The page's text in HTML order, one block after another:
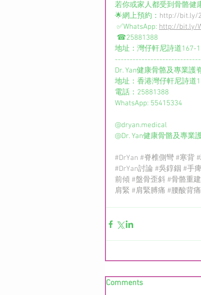
若你或家人都受到骨骼健
🌟網上預約： http://bit.ly/
✅WhatsApp: http://bit.ly/
☎25881388
地址：灣仔軒尼詩道167-
Dr. Yan健康骨骼及專業護
地址：香港灣仔軒尼詩道
電話：25881388
WhatsApp: 55415334
@dryan.medical
@Dr. Yan健康骨骼及專業
#DrYan #脊椎側彎 #寒背
#DrYan討論 #吳錞銦 #手痺
前傾 #盤骨歪斜 #骨骼重
肩緊 #肩緊膊痛 #腰酸背痛
Comments